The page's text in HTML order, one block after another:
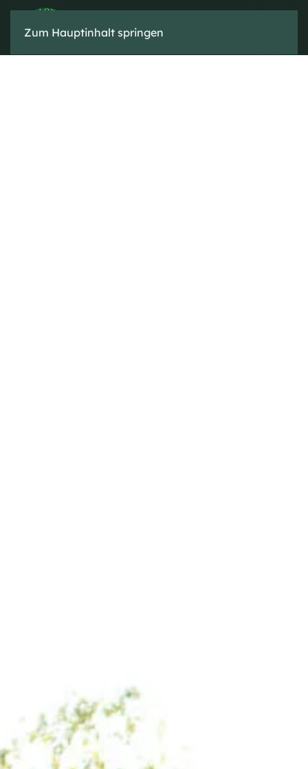
Zum Hauptinhalt springen